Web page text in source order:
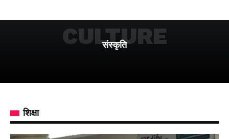
संस्कृति
CULTURE
शिक्षा